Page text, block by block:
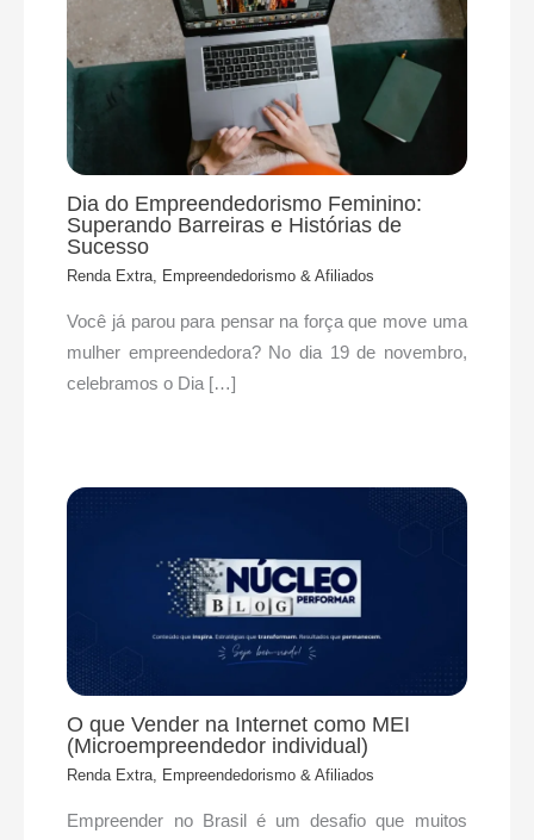
Dia do Empreendedorismo Feminino:
Superando Barreiras e Histórias de
Sucesso
Renda Extra, Empreendedorismo & Afiliados
Você já parou para pensar na força que move uma
mulher empreendedora? No dia 19 de novembro,
celebramos o Dia […]
O que Vender na Internet como MEI
(Microempreendedor individual)
Renda Extra, Empreendedorismo & Afiliados
Empreender no Brasil é um desafio que muitos